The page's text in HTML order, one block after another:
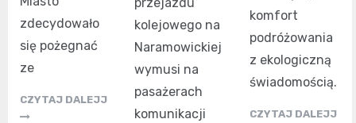
zdecydowało
się pożegnać
ze
CZYTAJ DALEJJ
kolejowego na
Naramowickiej
wymusi na
pasażerach
komunikacji
komfort
podróżowania
z ekologiczną
świadomością.
CZYTAJ DALEJJ